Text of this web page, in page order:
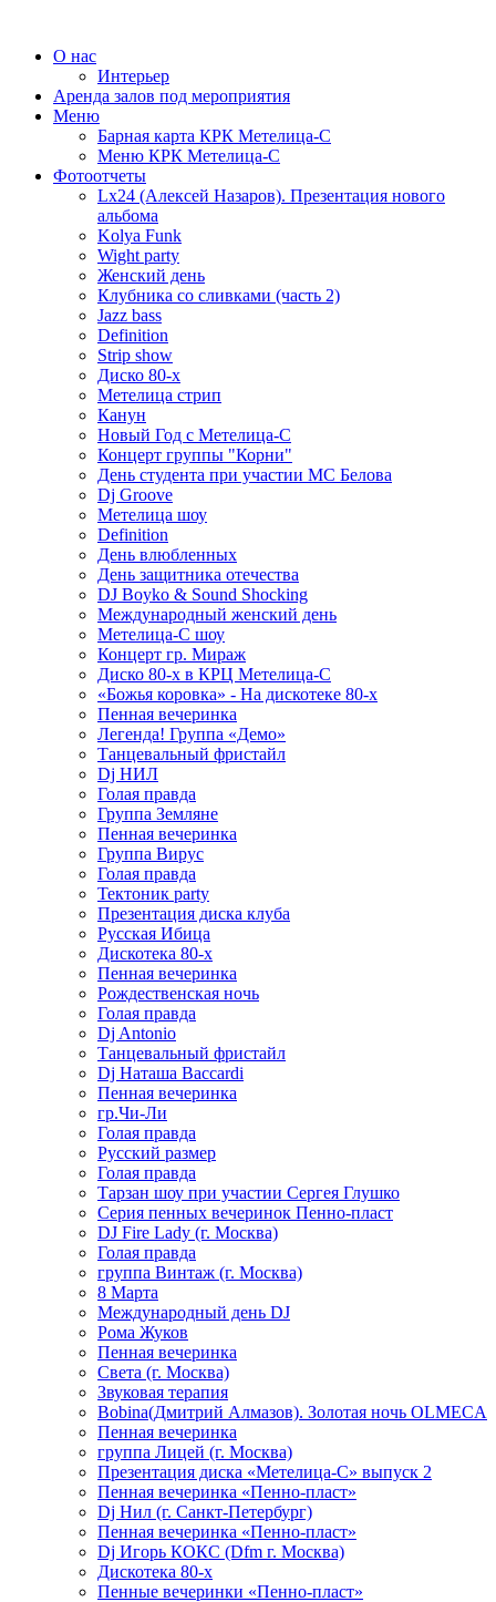
О нас
Интерьер
Аренда залов под мероприятия
Меню
Барная карта КРК Метелица-С
Меню КРК Метелица-С
Фотоотчеты
Lx24 (Алексей Назаров). Презентация нового
альбома
Kolya Funk
Wight party
Женский день
Клубника со сливками (часть 2)
Jazz bass
Definition
Strip show
Диско 80-х
Метелица стрип
Канун
Новый Год с Метелица-С
Концерт группы "Корни"
День студента при участии МС Белова
Dj Groove
Метелица шоу
Definition
День влюбленных
День защитника отечества
DJ Boyko & Sound Shocking
Международный женский день
Метелица-С шоу
Концерт гр. Мираж
Диско 80-х в КРЦ Метелица-С
«Божья коровка» - На дискотеке 80-х
Пенная вечеринка
Легенда! Группа «Демо»
Танцевальный фристайл
Dj НИЛ
Голая правда
Группа Земляне
Пенная вечеринка
Группа Вирус
Голая правда
Тектоник party
Презентация диска клуба
Русская Ибица
Дискотека 80-х
Пенная вечеринка
Рождественская ночь
Голая правда
Dj Antonio
Танцевальный фристайл
Dj Наташа Baccardi
Пенная вечеринка
гр.Чи-Ли
Голая правда
Русский размер
Голая правда
Тарзан шоу при участии Сергея Глушко
Серия пенных вечеринок Пенно-пласт
DJ Fire Lady (г. Москва)
Голая правда
группа Винтаж (г. Москва)
8 Марта
Международный день DJ
Рома Жуков
Пенная вечеринка
Света (г. Москва)
Звуковая терапия
Bobina(Дмитрий Алмазов). Золотая ночь OLMECA
Пенная вечеринка
группа Лицей (г. Москва)
Презентация диска «Метелица-С» выпуск 2
Пенная вечеринка «Пенно-пласт»
Dj Нил (г. Санкт-Петербург)
Пенная вечеринка «Пенно-пласт»
Dj Игорь КОКС (Dfm г. Москва)
Дискотека 80-х
Пенные вечеринки «Пенно-пласт»